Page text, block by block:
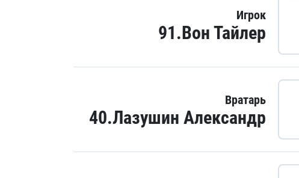
Игрок
91.Вон Тайлер
Вратарь
40.Лазушин Александр